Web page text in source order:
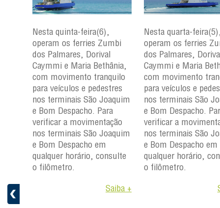
+
Nesta quinta-feira(6),
operam os ferries Zumbi
dos Palmares, Dorival
Caymmi e Maria Bethânia,
com movimento tranquilo
para veículos e pedestres
nos terminais São Joaquim
e Bom Despacho. Para
verificar a movimentação
nos terminais São Joaquim
e Bom Despacho em
qualquer horário, consulte
o filômetro.
Saiba +
Nesta quarta-
operam os ferries
dos Palmares,
Caymmi e Maria
com movimento
para veículos e
nos terminais São
e Bom Despacho.
verificar a
nos terminais São
e Bom Despacho em
qualquer horário,
o filômetro.